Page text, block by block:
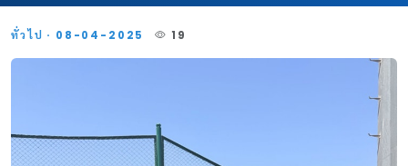
ทั่วไป · 08-04-2025 19